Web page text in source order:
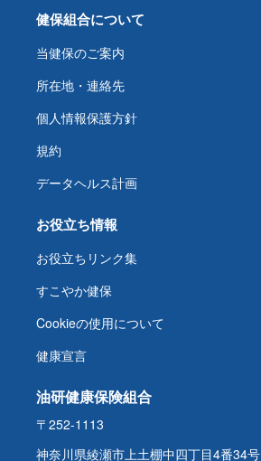
健保組合について
当健保のご案内
所在地・連絡先
個人情報保護方針
規約
データヘルス計画
お役立ち情報
お役立ちリンク集
すこやか健保
Cookieの使用について
健康宣言
油研健康保険組合
〒252-1113
神奈川県綾瀬市上土棚中四丁目4番34号